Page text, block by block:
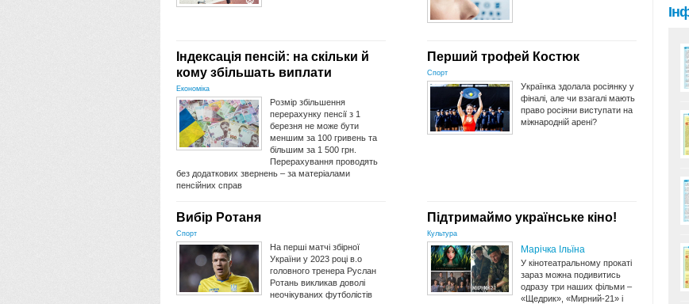
Індексація пенсій: на скільки й
кому збільшать виплати
Економіка
Розмір збільшення
перерахунку пенсії з 1
березня не може бути
меншим за 100 гривень та
більшим за 1 500 грн.
Перерахування проводять
без додаткових звернень – за матеріалами
пенсійних справ
Перший трофей Костюк
Спорт
Українка здолала росіянку у
фіналі, але чи взагалі мають
право росіяни виступати на
міжнародній арені?
Вибір Ротаня
Спорт
На перші матчі збірної
України у 2023 році в.о
головного тренера Руслан
Ротань викликав доволі
неочікуваних футболістів
Підтримаймо українське кіно!
Культура
Марічка Ільїна
У кінотеатральному прокаті
зараз можна подивитись
одразу три наших фільми –
«Щедрик», «Мирний-21» і